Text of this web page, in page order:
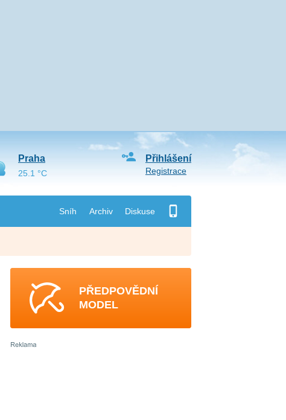
Sníh Archiv Diskuse
Přihlášení
Registrace
Praha
25.1 °C
PŘEDPOVĚDNÍ
MODEL